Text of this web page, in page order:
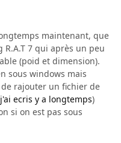
maintenant, que
R.A.T 7 qui après un peu
(poid et dimension).
sous windows mais
rajouter un fichier de
ecris y a longtemps)
si on est pas sous